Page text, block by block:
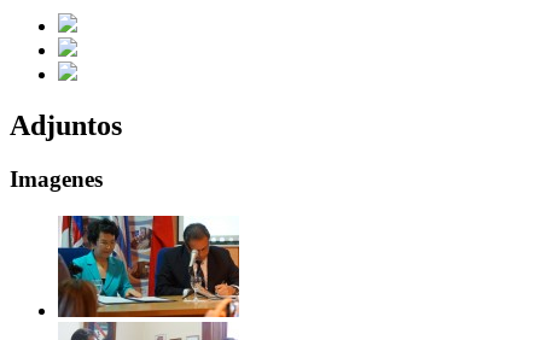
Adjuntos
Imagenes